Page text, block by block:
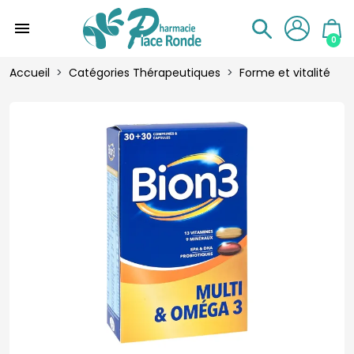
menu
0
Accueil Catégories Thérapeutiques Forme et vitalité